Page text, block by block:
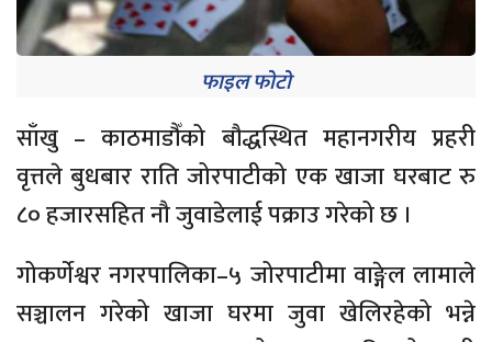
फाइल फोटो
साँखु – काठमाडौँको बौद्धस्थित महानगरीय प्रहरी
वृत्तले बुधबार राति जोरपाटीको एक खाजा घरबाट रु
८० हजारसहित नौ जुवाडेलाई पक्राउ गरेको छ ।
गोकर्णेश्वर नगरपालिका–५ जोरपाटीमा वाङ्गेल लामाले
सञ्चालन गरेको खाजा घरमा जुवा खेलिरहेको भन्ने